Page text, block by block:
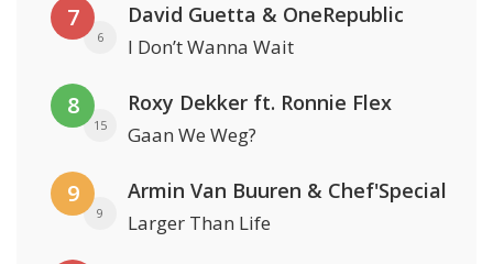
7
6
David Guetta & OneRepublic
I Don’t Wanna Wait
8
15
Roxy Dekker ft. Ronnie Flex
Gaan We Weg?
9
9
Armin Van Buuren & Chef'Special
Larger Than Life